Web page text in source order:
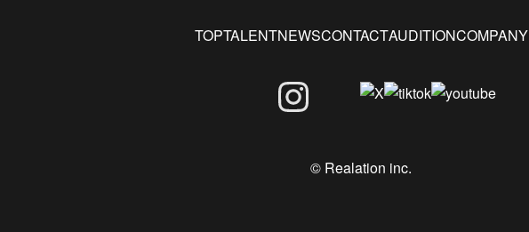
TOPTALENTNEWSCONTACTAUDITIONCOMPANY
© Realation inc.